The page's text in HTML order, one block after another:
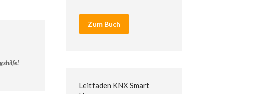
Zum Buch
Leitfaden KNX Smart